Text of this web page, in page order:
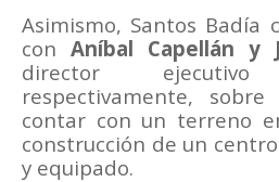
Asimismo, Santos Badía
con Aníbal Capellán y
director
respectivamente,
contar con un terreno
construcción de un
y equipado.